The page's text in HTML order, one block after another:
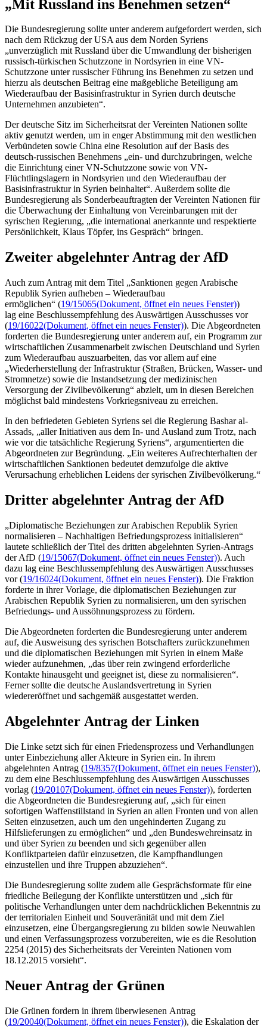
„Mit Russland ins Benehmen setzen“
Die Bundesregierung sollte unter anderem aufgefordert werden, sich
nach dem Rückzug der USA aus dem Norden Syriens
„unverzüglich mit Russland über die Umwandlung der bisherigen
russisch-türkischen Schutzzone in Nordsyrien in eine VN-
Schutzzone unter russischer Führung ins Benehmen zu setzen und
hierzu als deutschen Beitrag eine maßgebliche Beteiligung am
Wiederaufbau der Basisinfrastruktur in Syrien durch deutsche
Unternehmen anzubieten“.
Der deutsche Sitz im Sicherheitsrat der Vereinten Nationen sollte
aktiv genutzt werden, um in enger Abstimmung mit den westlichen
Verbündeten sowie China eine Resolution auf der Basis des
deutsch-russischen Benehmens „ein- und durchzubringen, welche
die Einrichtung einer VN-Schutzzone sowie von VN-
Flüchtlingslagern in Nordsyrien und den Wiederaufbau der
Basisinfrastruktur in Syrien beinhaltet“. Außerdem sollte die
Bundesregierung als Sonderbeauftragten der Vereinten Nationen für
die Überwachung der Einhaltung von Vereinbarungen mit der
syrischen Regierung, „die international anerkannte und respektierte
Persönlichkeit, Klaus Töpfer, ins Gespräch“ bringen.
Zweiter abgelehnter Antrag der AfD
Auch zum Antrag mit dem Titel „Sanktionen gegen Arabische
Republik Syrien aufheben – Wiederaufbau
ermöglichen“ (19/15065(Dokument, öffnet ein neues Fenster))
lag eine Beschlussempfehlung des Auswärtigen Ausschusses vor
(19/16022(Dokument, öffnet ein neues Fenster)). Die Abgeordneten
forderten die Bundesregierung unter anderem auf, ein Programm zur
wirtschaftlichen Zusammenarbeit zwischen Deutschland und Syrien
zum Wiederaufbau auszuarbeiten, das vor allem auf eine
„Wiederherstellung der Infrastruktur (Straßen, Brücken, Wasser- und
Stromnetze) sowie die Instandsetzung der medizinischen
Versorgung der Zivilbevölkerung“ abzielt, um in diesen Bereichen
möglichst bald mindestens Vorkriegsniveau zu erreichen.
In den befriedeten Gebieten Syriens sei die Regierung Bashar al-
Assads, „aller Initiativen aus dem In- und Ausland zum Trotz, nach
wie vor die tatsächliche Regierung Syriens“, argumentierten die
Abgeordneten zur Begründung. „Ein weiteres Aufrechterhalten der
wirtschaftlichen Sanktionen bedeutet demzufolge die aktive
Verursachung erheblichen Leidens der syrischen Zivilbevölkerung.“
Dritter abgelehnter Antrag der AfD
„Diplomatische Beziehungen zur Arabischen Republik Syrien
normalisieren – Nachhaltigen Befriedungsprozess initialisieren“
lautete schließlich der Titel des dritten abgelehnten Syrien-Antrags
der AfD (19/15067(Dokument, öffnet ein neues Fenster)). Auch
dazu lag eine Beschlussempfehlung des Auswärtigen Ausschusses
vor (19/16024(Dokument, öffnet ein neues Fenster)). Die Fraktion
forderte in ihrer Vorlage, die diplomatischen Beziehungen zur
Arabischen Republik Syrien zu normalisieren, um den syrischen
Befriedungs- und Aussöhnungsprozess zu fördern.
Die Abgeordneten forderten die Bundesregierung unter anderem
auf, die Ausweisung des syrischen Botschafters zurückzunehmen
und die diplomatischen Beziehungen mit Syrien in einem Maße
wieder aufzunehmen, „das über rein zwingend erforderliche
Kontakte hinausgeht und geeignet ist, diese zu normalisieren“.
Ferner sollte die deutsche Auslandsvertretung in Syrien
wiedereröffnet und sachgemäß ausgestattet werden.
Abgelehnter Antrag der Linken
Die Linke setzt sich für einen Friedensprozess und Verhandlungen
unter Einbeziehung aller Akteure in Syrien ein. In ihrem
abgelehnten Antrag (19/8357(Dokument, öffnet ein neues Fenster)),
zu dem eine Beschlussempfehlung des Auswärtigen Ausschusses
vorlag (19/20107(Dokument, öffnet ein neues Fenster)), forderten
die Abgeordneten die Bundesregierung auf, „sich für einen
sofortigen Waffenstillstand in Syrien an allen Fronten und von allen
Seiten einzusetzen, auch um den ungehinderten Zugang zu
Hilfslieferungen zu ermöglichen“ und „den Bundeswehreinsatz in
und über Syrien zu beenden und sich gegenüber allen
Konfliktparteien dafür einzusetzen, die Kampfhandlungen
einzustellen und ihre Truppen abzuziehen“.
Die Bundesregierung sollte zudem alle Gesprächsformate für eine
friedliche Beilegung der Konflikte unterstützen und „sich für
politische Verhandlungen unter dem nachdrücklichen Bekenntnis zu
der territorialen Einheit und Souveränität und mit dem Ziel
einzusetzen, eine Übergangsregierung zu bilden sowie Neuwahlen
und einen Verfassungsprozess vorzubereiten, wie es die Resolution
2254 (2015) des Sicherheitsrats der Vereinten Nationen vom
18.12.2015 vorsieht“.
Neuer Antrag der Grünen
Die Grünen fordern in ihrem überwiesenen Antrag
(19/20040(Dokument, öffnet ein neues Fenster)), die Eskalation der